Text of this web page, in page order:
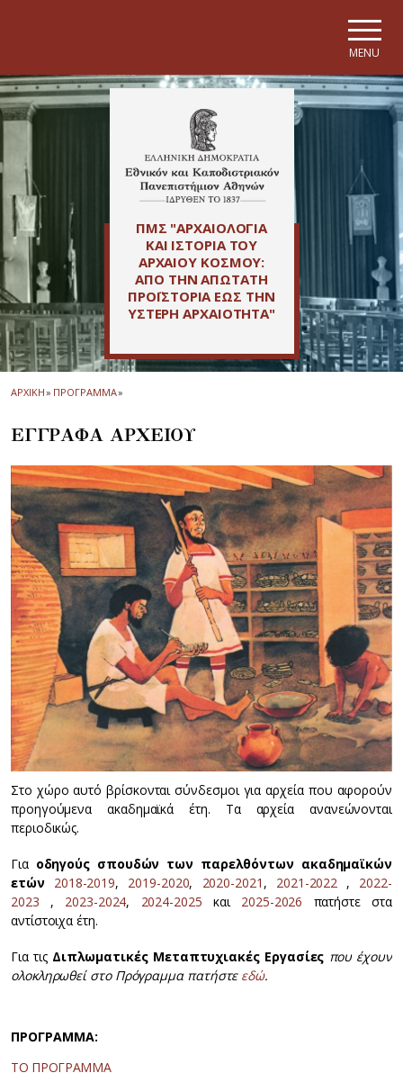
MENU
ΠΜΣ "ΑΡΧΑΙΟΛΟΓΙΑ
ΚΑΙ ΙΣΤΟΡΙΑ ΤΟΥ
ΑΡΧΑΙΟΥ ΚΟΣΜΟΥ:
ΑΠΟ ΤΗΝ ΑΠΩΤΑΤΗ
ΠΡΟΪΣΤΟΡΙΑ ΕΩΣ ΤΗΝ
ΥΣΤΕΡΗ ΑΡΧΑΙΟΤΗΤΑ"
ΑΡΧΙΚΗ» ΠΡΟΓΡΑΜΜΑ»
ΕΓΓΡΑΦΑ ΑΡΧΕΙΟΥ
Στο χώρο αυτό βρίσκονται σύνδεσμοι για αρχεία που αφορούν
προηγούμενα ακαδημαϊκά έτη. Τα αρχεία ανανεώνονται
περιοδικώς.
Για οδηγούς σπουδών των παρελθόντων ακαδημαϊκών
ετών 2018-2019, 2019-2020, 2020-2021 , 2021-2022 , 2022-
2023 , 2023-2024, 2024-2025 και 2025-2026 πατήστε στα
αντίστοιχα έτη.
Για τις Διπλωματικές Μεταπτυχιακές Εργασίες που έχουν
ολοκληρωθεί στο Πρόγραμμα πατήστε εδώ.
ΠΡΟΓΡΑΜΜΑ:
ΤΟ ΠΡΟΓΡΑΜΜΑ